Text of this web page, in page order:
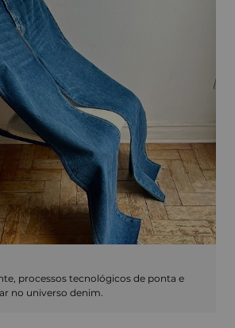
processos tecnológicos de ponta e
no universo denim.